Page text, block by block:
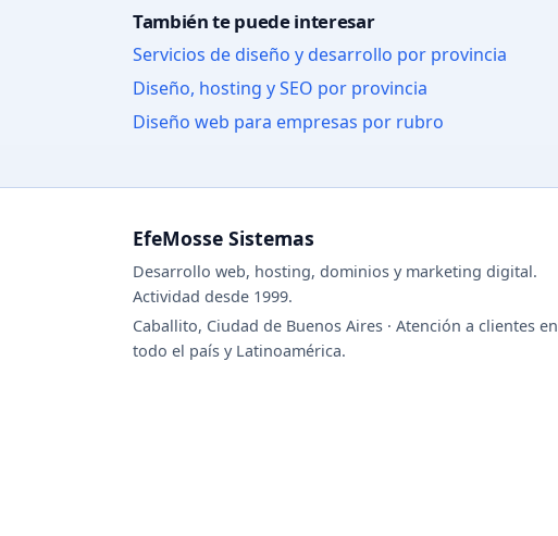
También te puede interesar
Servicios de diseño y desarrollo por provincia
Diseño, hosting y SEO por provincia
Diseño web para empresas por rubro
EfeMosse Sistemas
Desarrollo web, hosting, dominios y marketing digital.
Actividad desde 1999.
Caballito, Ciudad de Buenos Aires · Atención a clientes en
todo el país y Latinoamérica.